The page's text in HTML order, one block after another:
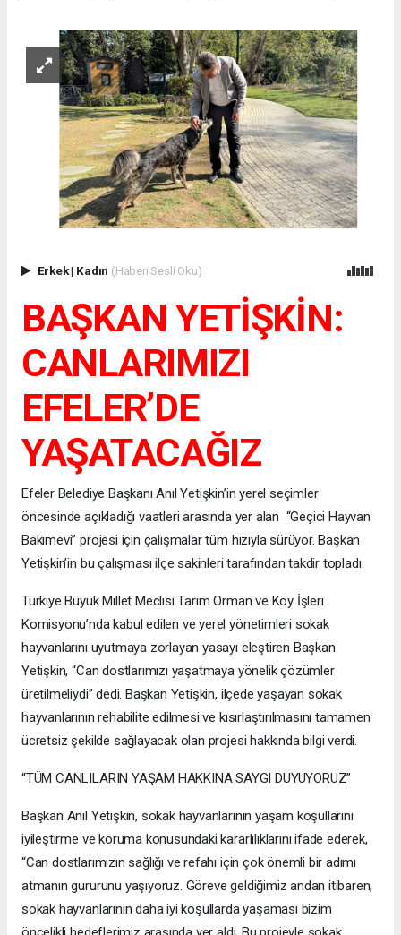
Erkek| Kadın (Haberi Sesli Oku)
BAŞKAN YETİŞKİN:
CANLARIMIZI
EFELER’DE
YAŞATACAĞIZ
Efeler Belediye Başkanı Anıl Yetişkin’in yerel seçimler
öncesinde açıkladığı vaatleri arasında yer alan “Geçici Hayvan
Bakımevi” projesi için çalışmalar tüm hızıyla sürüyor. Başkan
Yetişkin’in bu çalışması ilçe sakinleri tarafından takdir topladı.
Türkiye Büyük Millet Meclisi Tarım Orman ve Köy İşleri
Komisyonu’nda kabul edilen ve yerel yönetimleri sokak
hayvanlarını uyutmaya zorlayan yasayı eleştiren Başkan
Yetişkin, “Can dostlarımızı yaşatmaya yönelik çözümler
üretilmeliydi” dedi. Başkan Yetişkin, ilçede yaşayan sokak
hayvanlarının rehabilite edilmesi ve kısırlaştırılmasını tamamen
ücretsiz şekilde sağlayacak olan projesi hakkında bilgi verdi.
“TÜM CANLILARIN YAŞAM HAKKINA SAYGI DUYUYORUZ”
Başkan Anıl Yetişkin, sokak hayvanlarının yaşam koşullarını
iyileştirme ve koruma konusundaki kararlılıklarını ifade ederek,
“Can dostlarımızın sağlığı ve refahı için çok önemli bir adımı
atmanın gururunu yaşıyoruz. Göreve geldiğimiz andan itibaren,
sokak hayvanlarının daha iyi koşullarda yaşaması bizim